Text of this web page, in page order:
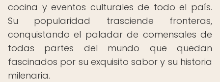
cocina y eventos culturales de todo el país.
Su popularidad trasciende fronteras,
conquistando el paladar de comensales de
todas partes del mundo que quedan
fascinados por su exquisito sabor y su historia
milenaria.